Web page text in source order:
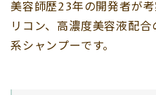
美容師歴23年の開発者が
リコン、高濃度美容液配
系シャンプーです。